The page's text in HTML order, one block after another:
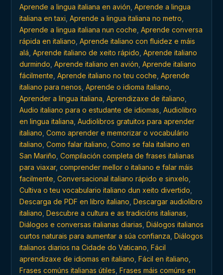
calquera
lugar
quantity
Aprende a lingua italiana en avión Aprende a lingua
italiana en taxi Aprende a lingua italiana no metro
Aprende a lingua italiana nun coche Aprende conversa
rápida en italiano Aprende italiano con fluidez e máis
alá Aprende italiano de xeito rápido Aprende italiano
durmindo Aprende italiano en avión Aprende italiano
fácilmente Aprende italiano no teu coche Aprende
italiano para nenos Aprende o idioma italiano
Aprender a lingua italiana Aprendizaxe de italiano
Audio italiano para o estudante de idiomas Audiolibro
en lingua italiana Audiolibros gratuitos para aprender
italiano Como aprender e memorizar o vocabulário
italiano Como falar italiano Como se fala italiano en
San Mariño Compilación completa de frases italianas
para viaxar, comprender mellor o italiano e falar máis
facilmente Conversacional italiano rápido e sinxelo
Cultiva o teu vocabulario italiano dun xeito divertido
Descarga de PDF en libro italiano Descargar audiolibro
italiano Descubre a cultura e as tradicións italianas
Diálogos e conversas italianas diarias Diálogos italianos
curtos naturais para aumentar a súa confianza Diálogos
italianos diarios na Cidade do Vaticano Fácil
aprendizaxe de idiomas en italiano Fácil en italiano
Frases comúns italianas útiles Frases máis comúns en